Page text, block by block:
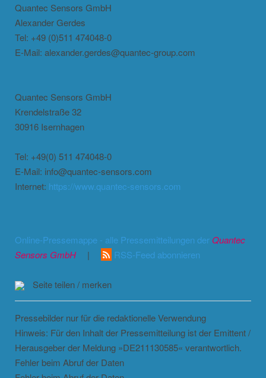
Quantec Sensors GmbH
Alexander Gerdes
Tel: +49 (0)511 474048-0
E-Mail: alexander.gerdes@quantec-group.com
Quantec Sensors GmbH
Krendelstraße 32
30916 Isernhagen
Tel: +49(0) 511 474048-0
E-Mail: info@quantec-sensors.com
Internet: https://www.quantec-sensors.com
Online-Pressemappe - alle Pressemitteilungen der Quantec
Sensors GmbH
| RSS-Feed abonnieren
Seite teilen / merken
Pressebilder nur für die redaktionelle Verwendung
Hinweis: Für den Inhalt der Pressemitteilung ist der Emittent /
Herausgeber der Meldung »DE211130585« verantwortlich.
Fehler beim Abruf der Daten